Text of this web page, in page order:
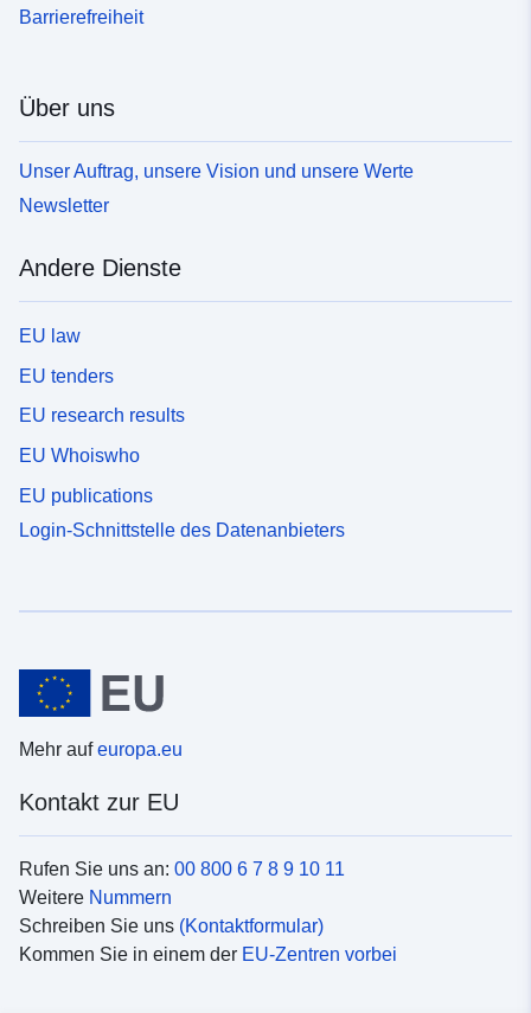
Barrierefreiheit
Über uns
Unser Auftrag, unsere Vision und unsere Werte
Newsletter
Andere Dienste
EU law
EU tenders
EU research results
EU Whoiswho
EU publications
Login-Schnittstelle des Datenanbieters
Mehr aufeuropa.eu
Kontakt zur EU
Rufen Sie uns an: 00 800 6 7 8 9 10 11
Weitere Nummern
Schreiben Sie uns (Kontaktformular)
Kommen Sie in einem der EU-Zentren vorbei